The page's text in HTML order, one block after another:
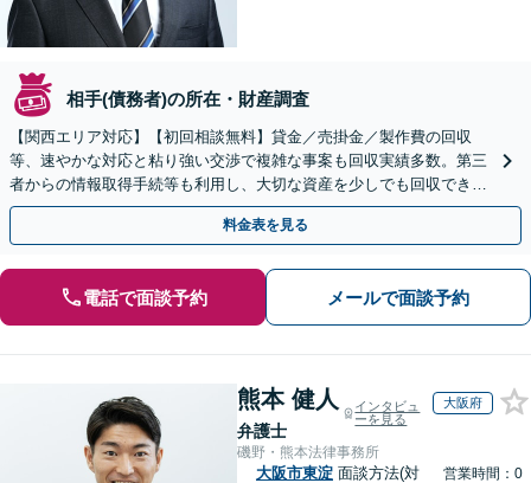
相手(債務者)の所在・財産調査
【関西エリア対応】【初回相談無料】貸金／売掛金／製作費の回収
等、速やかな対応と粘り強い交渉で複雑な事案も回収実績多数。第三
者からの情報取得手続等も利用し、大切な資産を少しでも回収できる
よう尽力します【フリーランス・個人事業主のご相談も対応】
料金表を見る
電話で面談予約 メールで面談予約
熊本 健人
弁護士
インタビュ
ーを見る
大阪府
磯野・熊本法律事務所
大阪市東淀 面談方法(対
営業時間：0